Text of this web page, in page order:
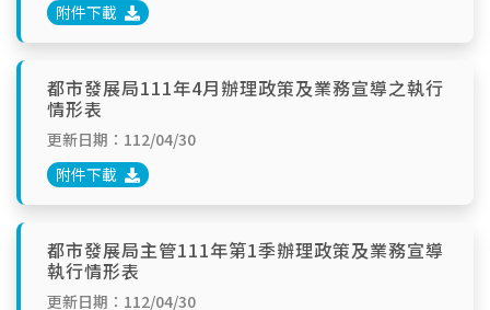
附件下載
都市發展局111年4月辦理政策及業務宣導之執行
情形表
更新日期：112/04/30
附件下載
都市發展局主管111年第1季辦理政策及業務宣導
執行情形表
更新日期：112/04/30